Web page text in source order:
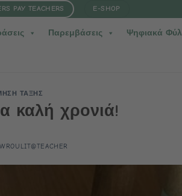
PAY TEACHERS E-SHOP
Παρεμβάσεις Ψηφιακά
ΤΑΞΗΣ
καλή χρονιά!